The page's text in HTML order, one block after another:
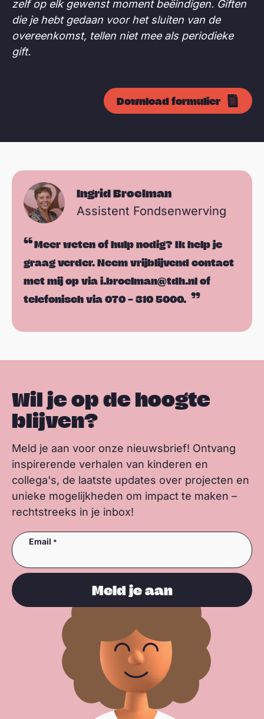
zelf op elk gewenst moment beëindigen. Giften
die je hebt gedaan voor het sluiten van de
overeenkomst, tellen niet mee als periodieke
gift.
Download formulier
Ingrid Broelman
Assistent Fondsenwerving
Meer weten of hulp nodig? Ik help je
graag verder. Neem vrijblijvend contact
met mij op via i.broelman@tdh.nl of
telefonisch via 070 – 310 5000.
Wil je op de hoogte
blijven?
Meld je aan voor onze nieuwsbrief! Ontvang
inspirerende verhalen van kinderen en
collega's, de laatste updates over projecten en
unieke mogelijkheden om impact te maken –
rechtstreeks in je inbox!
Email
Meld je aan